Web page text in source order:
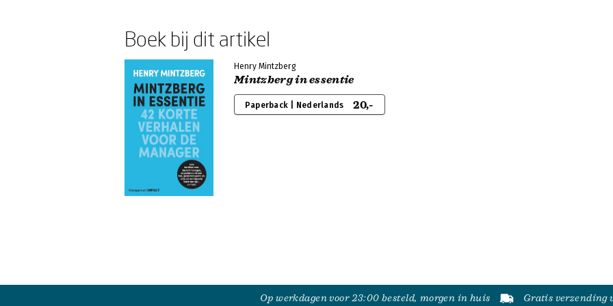
Boek bij dit artikel
Henry Mintzberg
Mintzberg in essentie
Paperback | Nederlands 20,-
Op werkdagen voor 23:00 besteld, morgen in huis Gratis verzending